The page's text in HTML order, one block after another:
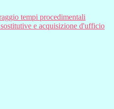
tempi procedimentali
e acquisizione d'ufficio